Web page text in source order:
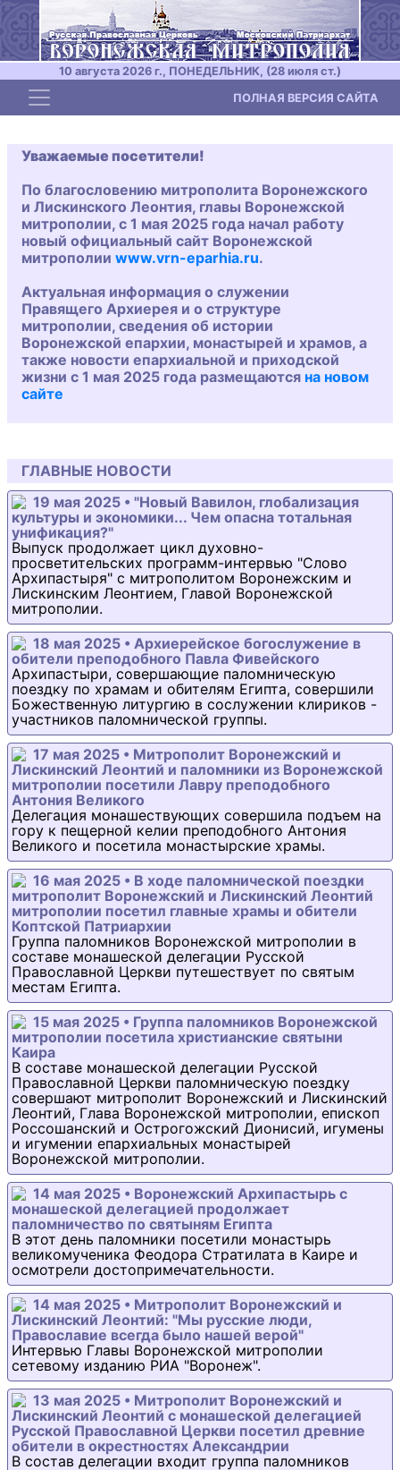
10 августа 2026 г., ПОНЕДЕЛЬНИК, (28 июля ст.)
Toggle navigation ПОЛНАЯ ВЕРСИЯ САЙТА
Уважаемые посетители!
По благословению митрополита Воронежского
и Лискинского Леонтия, главы Воронежской
митрополии, с 1 мая 2025 года начал работу
новый официальный сайт Воронежской
митрополии www.vrn-eparhia.ru.
Актуальная информация о служении
Правящего Архиерея и о структуре
митрополии, сведения об истории
Воронежской епархии, монастырей и храмов, а
также новости епархиальной и приходской
жизни с 1 мая 2025 года размещаются на новом
сайте
ГЛАВНЫЕ НОВОСТИ
19 мая 2025 • "Новый Вавилон, глобализация
культуры и экономики... Чем опасна тотальная
унификация?"
Выпуск продолжает цикл духовно-
просветительских программ-интервью "Слово
Архипастыря" с митрополитом Воронежским и
Лискинским Леонтием, Главой Воронежской
митрополии.
18 мая 2025 • Архиерейское богослужение в
обители преподобного Павла Фивейского
Архипастыри, совершающие паломническую
поездку по храмам и обителям Египта, совершили
Божественную литургию в сослужении клириков -
участников паломнической группы.
17 мая 2025 • Митрополит Воронежский и
Лискинский Леонтий и паломники из Воронежской
митрополии посетили Лавру преподобного
Антония Великого
Делегация монашествующих совершила подъем на
гору к пещерной келии преподобного Антония
Великого и посетила монастырские храмы.
16 мая 2025 • В ходе паломнической поездки
митрополит Воронежский и Лискинский Леонтий
митрополии посетил главные храмы и обители
Коптской Патриархии
Группа паломников Воронежской митрополии в
составе монашеской делегации Русской
Православной Церкви путешествует по святым
местам Египта.
15 мая 2025 • Группа паломников Воронежской
митрополии посетила христианские святыни
Каира
В составе монашеской делегации Русской
Православной Церкви паломническую поездку
совершают митрополит Воронежский и Лискинский
Леонтий, Глава Воронежской митрополии, епископ
Россошанский и Острогожский Дионисий, игумены
и игумении епархиальных монастырей
Воронежской митрополии.
14 мая 2025 • Воронежский Архипастырь с
монашеской делегацией продолжает
паломничество по святыням Египта
В этот день паломники посетили монастырь
великомученика Феодора Стратилата в Каире и
осмотрели достопримечательности.
14 мая 2025 • Митрополит Воронежский и
Лискинский Леонтий: "Мы русские люди,
Православие всегда было нашей верой"
Интервью Главы Воронежской митрополии
сетевому изданию РИА "Воронеж".
13 мая 2025 • Митрополит Воронежский и
Лискинский Леонтий с монашеской делегацией
Русской Православной Церкви посетил древние
обители в окрестностях Александрии
В состав делегации входит группа паломников